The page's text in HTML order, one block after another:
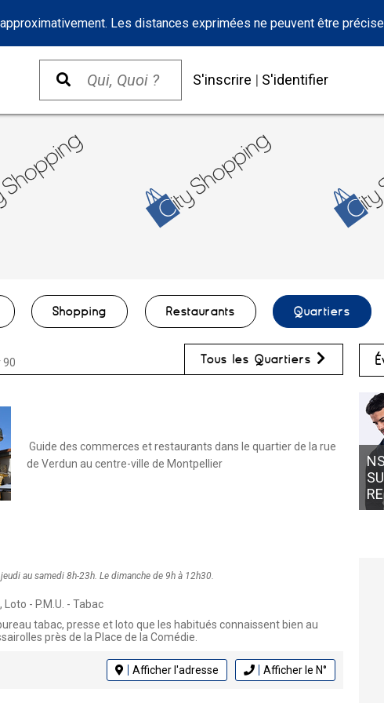
Les distances exprimées ne peuvent être
S'inscrire | S'identifier
Shopping Restaurants Quartiers
90 Tous les Quartiers
Guide des commerces et restaurants dans le quartier de la rue
de Verdun au centre-ville de Montpellier
au samedi 8h-23h. Le dimanche de 9h à 12h30.
Loto - P.M.U. - Tabac
tabac, presse et loto que les habitués connaissent bien au
près de la Place de la Comédie.
Afficher l'adresse Afficher le N°
NS CONCEPT MONTPELLIER
SUR-MESURE À -20 % POUR